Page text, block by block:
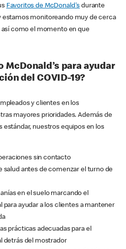
Favoritos de McDonald's durante
estamos monitoreando muy de cerca
como el momento en que
McDonald’s para ayudar
del COVID-19?
y clientes en los
mayores prioridades. Además de
estándar, nuestros equipos en los
sin contacto
salud antes de comenzar el turno de
en el suelo marcando el
ayudar a los clientes a mantener
prácticas adecuadas para el
detrás del mostrador